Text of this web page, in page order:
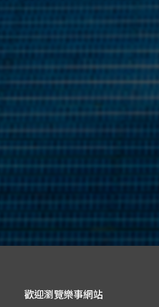
歡迎瀏覽樂事網站